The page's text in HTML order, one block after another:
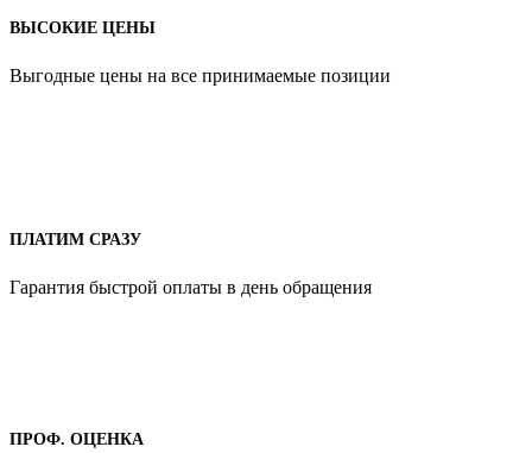
ВЫСОКИЕ ЦЕНЫ
Выгодные цены на все принимаемые позиции
ПЛАТИМ СРАЗУ
Гарантия быстрой оплаты в день обращения
ПРОФ. ОЦЕНКА